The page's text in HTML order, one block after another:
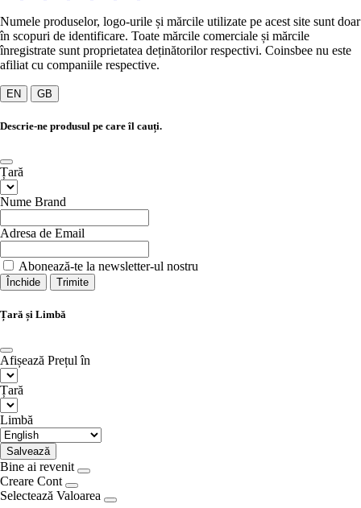
Numele produselor, logo-urile și mărcile utilizate pe acest site sunt doar
în scopuri de identificare. Toate mărcile comerciale și mărcile
înregistrate sunt proprietatea deținătorilor respectivi. Coinsbee nu este
afiliat cu companiile respective.
EN GB
Descrie-ne produsul pe care îl cauți.
Țară
Nume Brand
Adresa de Email
Abonează-te la newsletter-ul nostru
Închide Trimite
Țară și Limbă
Afișează Prețul în
Țară
Limbă
Salvează
Bine ai revenit
Creare Cont
Selectează Valoarea